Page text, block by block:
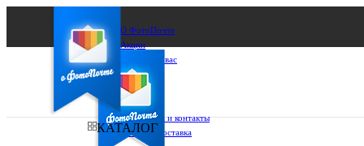
О ФотоПочте
Акции
Сделаем за вас
Бизнесу
FAQ
Франшиза
Поддержка и контакты
Оплата и доставка
КАТАЛОГ